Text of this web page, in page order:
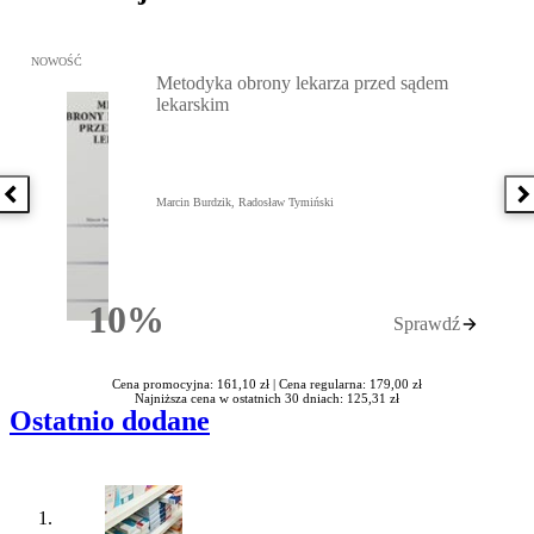
Poprzednia książka
Przejdź do: Metodyka obrony lekarza przed sądem lekarskim,
NOWOŚĆ
10%Rabatu
Metodyka obrony lekarza przed sądem
lekarskim
Marcin Burdzik, Radosław Tymiński
Sprawdź
Cena promocyjna: 161,10 zł | Cena regularna: 179,00 zł
Najniższa cena w ostatnich 30 dniach: 125,31 zł
Ostatnio dodane